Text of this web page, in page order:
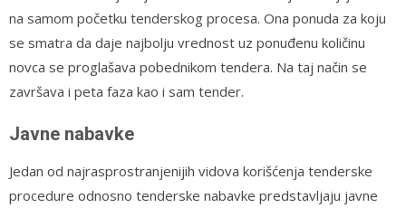
na samom početku tenderskog procesa. Ona ponuda za koju
se smatra da daje najbolju vrednost uz ponuđenu količinu
novca se proglašava pobednikom tendera. Na taj način se
završava i peta faza kao i sam tender.
Javne nabavke
Jedan od najrasprostranjenijih vidova korišćenja tenderske
procedure odnosno tenderske nabavke predstavljaju javne